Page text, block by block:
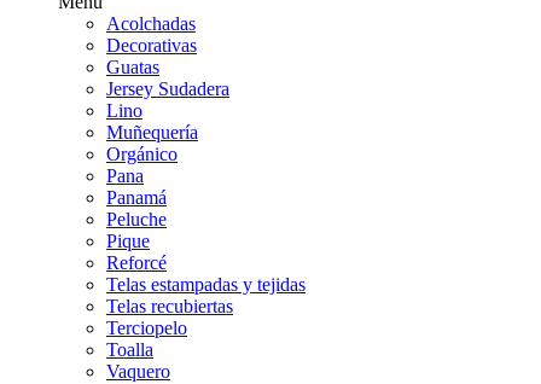
Acolchadas
Decorativas
Guatas
Jersey Sudadera
Lino
Muñequería
Orgánico
Pana
Panamá
Peluche
Pique
Reforcé
Telas estampadas y tejidas
Telas recubiertas
Terciopelo
Toalla
Vaquero